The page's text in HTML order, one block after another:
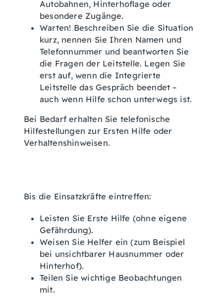
Autobahnen, Hinterhoflage oder
besondere Zugänge.
Warten! Beschreiben Sie die Situation
kurz, nennen Sie Ihren Namen und
Telefonnummer und beantworten Sie
die Fragen der Leitstelle. Legen Sie
erst auf, wenn die Integrierte
Leitstelle das Gespräch beendet –
auch wenn Hilfe schon unterwegs ist.
Bei Bedarf erhalten Sie telefonische
Hilfestellungen zur Ersten Hilfe oder
Verhaltenshinweisen.
Bis die Einsatzkräfte eintreffen:
Leisten Sie Erste Hilfe (ohne eigene
Gefährdung).
Weisen Sie Helfer ein (zum Beispiel
bei unsichtbarer Hausnummer oder
Hinterhof).
Teilen Sie wichtige Beobachtungen
mit.